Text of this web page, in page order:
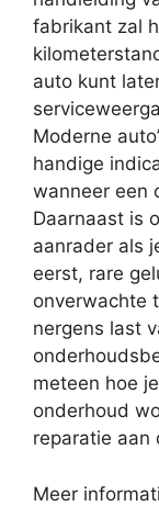
fabrikant zal
auto kunt
Moderne
handige
wanneer een
Daarnaast is
aanrader als
eerst, rare
onverwachte
nergens last
meteen hoe
onderhoud
reparatie aan
Meer